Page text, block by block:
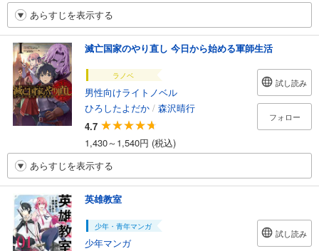
あらすじを表示する
滅亡国家のやり直し 今日から始める軍師生活
ラノベ
男性向けライトノベル
ひろしたよだか / 森沢晴行
4.7
1,430～1,540円 (税込)
試し読み
フォロー
あらすじを表示する
英雄教室
少年・青年マンガ
少年マンガ
試し読み